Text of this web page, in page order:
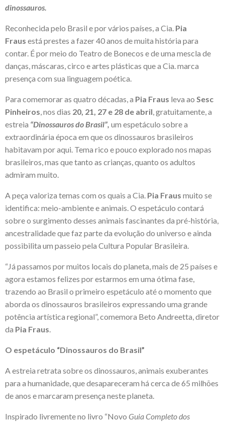
dinossauros.
Reconhecida pelo Brasil e por vários países, a Cia. Pia
Fraus está prestes a fazer 40 anos de muita história para
contar. É por meio do Teatro de Bonecos e de uma mescla de
danças, máscaras, circo e artes plásticas que a Cia. marca
presença com sua linguagem poética.
Para comemorar as quatro décadas, a Pia Fraus leva ao Sesc
Pinheiros , nos dias 20, 21, 27 e 28 de abril , gratuitamente, a
estreia “Dinossauros do Brasil”, um espetáculo sobre a
extraordinária época em que os dinossauros brasileiros
habitavam por aqui. Tema rico e pouco explorado nos mapas
brasileiros, mas que tanto as crianças, quanto os adultos
admiram muito.
A peça valoriza temas com os quais a Cia. Pia Fraus muito se
identifica: meio-ambiente e animais. O espetáculo contará
sobre o surgimento desses animais fascinantes da pré-história,
ancestralidade que faz parte da evolução do universo e ainda
possibilita um passeio pela Cultura Popular Brasileira.
“Já passamos por muitos locais do planeta, mais de 25 países e
agora estamos felizes por estarmos em uma ótima fase,
trazendo ao Brasil o primeiro espetáculo até o momento que
aborda os dinossauros brasileiros expressando uma grande
potência artística regional”, comemora Beto Andreetta, diretor
da Pia Fraus
O espetáculo “Dinossauros do Brasil”
A estreia retrata sobre os dinossauros, animais exuberantes
para a humanidade, que desapareceram há cerca de 65 milhões
de anos e marcaram presença neste planeta.
Inspirado livremente no livro “Novo Guia Completo dos